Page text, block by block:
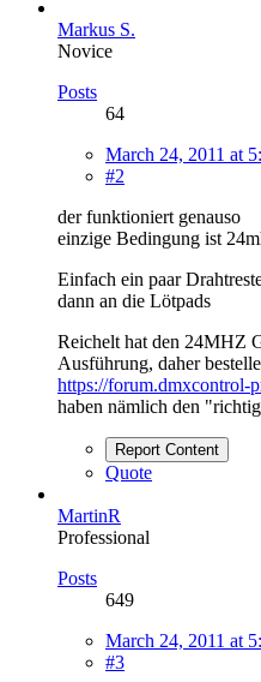
Markus S.
Novice
Posts
64
March 24, 2011 at
#2
der funktioniert genauso
einzige Bedingung ist
Einfach ein paar
dann an die Lötpads
Reichelt hat den 24MHZ
Ausführung, daher
https://forum.dmxcontrol-
haben nämlich den
Report Content
Quote
MartinR
Professional
Posts
649
March 24, 2011 at
#3